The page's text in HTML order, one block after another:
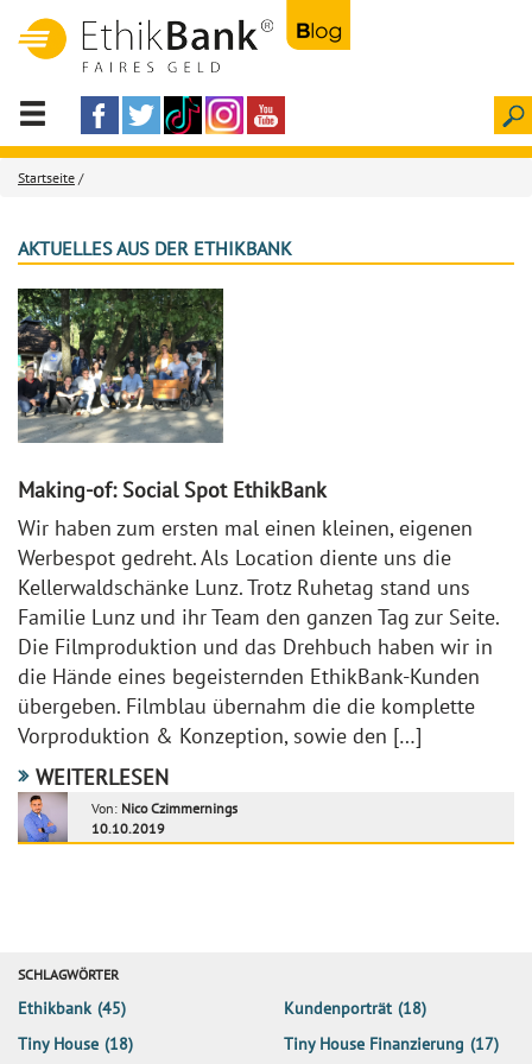
Startseite /
AKTUELLES AUS DER ETHIKBANK
Making-of: Social Spot EthikBank
Wir haben zum ersten mal einen kleinen, eigenen
Werbespot gedreht. Als Location diente uns die
Kellerwaldschänke Lunz. Trotz Ruhetag stand uns
Familie Lunz und ihr Team den ganzen Tag zur Seite.
Die Filmproduktion und das Drehbuch haben wir in
die Hände eines begeisternden EthikBank-Kunden
übergeben. Filmblau übernahm die die komplette
Vorproduktion & Konzeption, sowie den […]
WEITERLESEN
Von: Nico Czimmernings
10.10.2019
SCHLAGWÖRTER
Ethikbank (45) Kundenporträt (18)
Tiny House (18) Tiny House Finanzierung (17)